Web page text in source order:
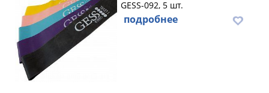
GESS-092, 5 шт.
подробнее